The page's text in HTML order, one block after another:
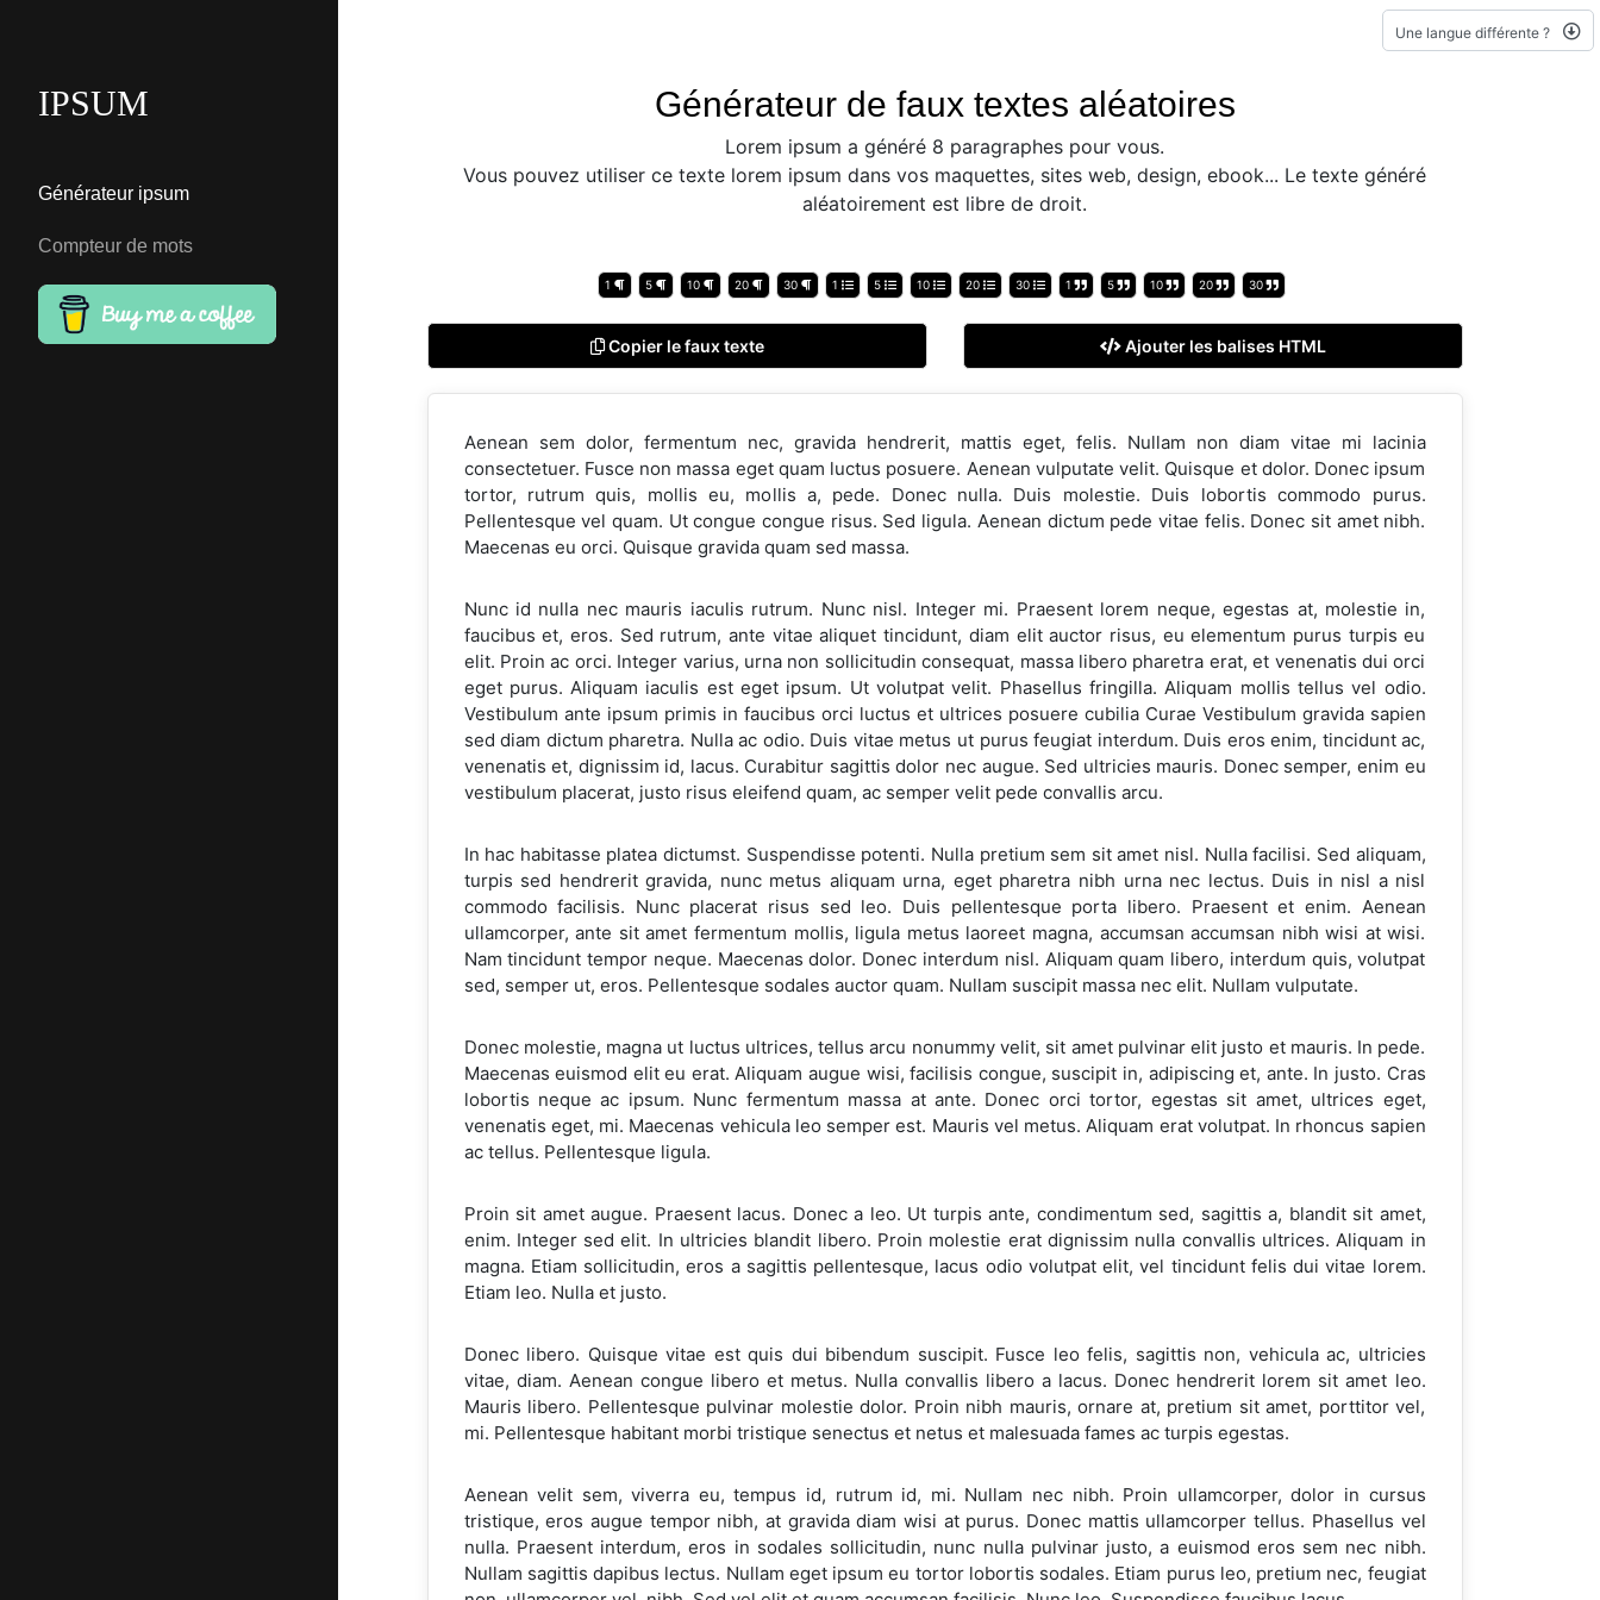
IPSUM
Générateur ipsum
Compteur de mots
Une langue différente ?
Générateur de faux textes aléatoires
Lorem ipsum a généré 8 paragraphes pour vous.
Vous pouvez utiliser ce texte lorem ipsum dans vos maquettes, sites web, design, ebook... Le texte généré
aléatoirement est libre de droit.
1 5 10 20 30 1 5 10 20 30 1 5 10 20 30
Copier le faux texte Ajouter les balises HTML
Aenean sem dolor, fermentum nec, gravida hendrerit, mattis eget, felis. Nullam non diam vitae mi lacinia
consectetuer. Fusce non massa eget quam luctus posuere. Aenean vulputate velit. Quisque et dolor. Donec ipsum
tortor, rutrum quis, mollis eu, mollis a, pede. Donec nulla. Duis molestie. Duis lobortis commodo purus.
Pellentesque vel quam. Ut congue congue risus. Sed ligula. Aenean dictum pede vitae felis. Donec sit amet nibh.
Maecenas eu orci. Quisque gravida quam sed massa.
Nunc id nulla nec mauris iaculis rutrum. Nunc nisl. Integer mi. Praesent lorem neque, egestas at, molestie in,
faucibus et, eros. Sed rutrum, ante vitae aliquet tincidunt, diam elit auctor risus, eu elementum purus turpis eu
elit. Proin ac orci. Integer varius, urna non sollicitudin consequat, massa libero pharetra erat, et venenatis dui orci
eget purus. Aliquam iaculis est eget ipsum. Ut volutpat velit. Phasellus fringilla. Aliquam mollis tellus vel odio.
Vestibulum ante ipsum primis in faucibus orci luctus et ultrices posuere cubilia Curae Vestibulum gravida sapien
sed diam dictum pharetra. Nulla ac odio. Duis vitae metus ut purus feugiat interdum. Duis eros enim, tincidunt ac,
venenatis et, dignissim id, lacus. Curabitur sagittis dolor nec augue. Sed ultricies mauris. Donec semper, enim eu
vestibulum placerat, justo risus eleifend quam, ac semper velit pede convallis arcu.
In hac habitasse platea dictumst. Suspendisse potenti. Nulla pretium sem sit amet nisl. Nulla facilisi. Sed aliquam,
turpis sed hendrerit gravida, nunc metus aliquam urna, eget pharetra nibh urna nec lectus. Duis in nisl a nisl
commodo facilisis. Nunc placerat risus sed leo. Duis pellentesque porta libero. Praesent et enim. Aenean
ullamcorper, ante sit amet fermentum mollis, ligula metus laoreet magna, accumsan accumsan nibh wisi at wisi.
Nam tincidunt tempor neque. Maecenas dolor. Donec interdum nisl. Aliquam quam libero, interdum quis, volutpat
sed, semper ut, eros. Pellentesque sodales auctor quam. Nullam suscipit massa nec elit. Nullam vulputate.
Donec molestie, magna ut luctus ultrices, tellus arcu nonummy velit, sit amet pulvinar elit justo et mauris. In pede.
Maecenas euismod elit eu erat. Aliquam augue wisi, facilisis congue, suscipit in, adipiscing et, ante. In justo. Cras
lobortis neque ac ipsum. Nunc fermentum massa at ante. Donec orci tortor, egestas sit amet, ultrices eget,
venenatis eget, mi. Maecenas vehicula leo semper est. Mauris vel metus. Aliquam erat volutpat. In rhoncus sapien
ac tellus. Pellentesque ligula.
Proin sit amet augue. Praesent lacus. Donec a leo. Ut turpis ante, condimentum sed, sagittis a, blandit sit amet,
enim. Integer sed elit. In ultricies blandit libero. Proin molestie erat dignissim nulla convallis ultrices. Aliquam in
magna. Etiam sollicitudin, eros a sagittis pellentesque, lacus odio volutpat elit, vel tincidunt felis dui vitae lorem.
Etiam leo. Nulla et justo.
Donec libero. Quisque vitae est quis dui bibendum suscipit. Fusce leo felis, sagittis non, vehicula ac, ultricies
vitae, diam. Aenean congue libero et metus. Nulla convallis libero a lacus. Donec hendrerit lorem sit amet leo.
Mauris libero. Pellentesque pulvinar molestie dolor. Proin nibh mauris, ornare at, pretium sit amet, porttitor vel,
mi. Pellentesque habitant morbi tristique senectus et netus et malesuada fames ac turpis egestas.
Aenean velit sem, viverra eu, tempus id, rutrum id, mi. Nullam nec nibh. Proin ullamcorper, dolor in cursus
tristique, eros augue tempor nibh, at gravida diam wisi at purus. Donec mattis ullamcorper tellus. Phasellus vel
nulla. Praesent interdum, eros in sodales sollicitudin, nunc nulla pulvinar justo, a euismod eros sem nec nibh.
Nullam sagittis dapibus lectus. Nullam eget ipsum eu tortor lobortis sodales. Etiam purus leo, pretium nec, feugiat